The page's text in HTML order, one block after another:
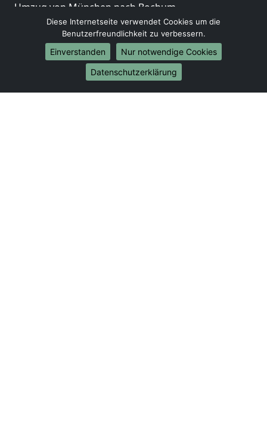
Umzug von München nach Bochum
Umzug von München nach Wuppertal
Umzug von München nach Bielefeld
Umzug von München nach Bonn
Umzug von München nach Münster
Diese Internetseite verwendet Cookies um die
Benutzerfreundlichkeit zu verbessern.
Einverstanden
Nur notwendige Cookies
Datenschutzerklärung